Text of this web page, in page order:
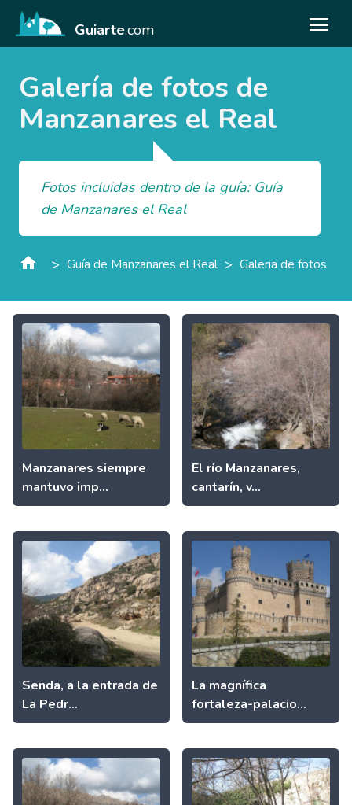
Guiarte.com
Galería de fotos de
Manzanares el Real
Fotos incluidas dentro de la guía: Guía
de Manzanares el Real
> Guía de Manzanares el Real > Galeria de fotos
Manzanares siempre
mantuvo imp...
El río Manzanares,
cantarín, v...
Senda, a la entrada de
La Pedr...
La magnífica
fortaleza-palacio...